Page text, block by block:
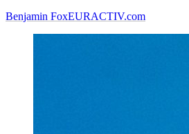
Benjamin FoxEURACTIV.com